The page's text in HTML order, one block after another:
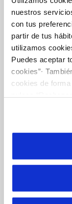
nuestros
con tus
partir de tus
utilizamos
Puedes aceptar
cookies”·
cookies de
son
por tanto no se
más
CONTRACTES
MODIFICACIÓ DE
INCIDÈNCIES
ALTRES GESTIONS
TOTES LES
El Teu Servei
FACTURES I PREUS
COMPROMÍS DE